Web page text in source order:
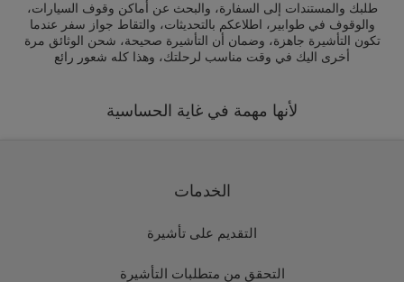
طلبك والمستندات إلى السفارة، والبحث عن أماكن وقوف السيارات،
والوقوف في طوابير، اطلاعكم بالتحديثات، والتقاط جواز سفر عندما
تكون التأشيرة جاهزة، وضمان أن التأشيرة صحيحة، شحن الوثائق مرة
أخرى اليك في وقت مناسب لرحلتك، وهذا كله شعور رائع
لأنها مهمة في غاية الحساسية
الخدمات
التقديم على تأشيرة
التحقق من متطلبات التأشيرة